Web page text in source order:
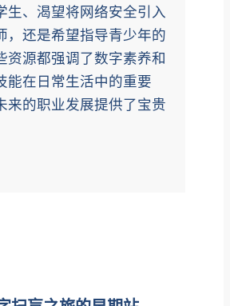
生、渴望将网络安全引入
，还是希望指导青少年的
资源都强调了数字素养和
能在日常生活中的重要
来的职业发展提供了宝贵